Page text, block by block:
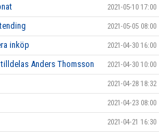
2021-05-10 17:00
2021-05-05 08:00
inköp 2021-04-30 16:00
Anders Thomsson 2021-04-30 10:00
2021-04-28 18:32
2021-04-23 08:00
2021-04-21 16:30